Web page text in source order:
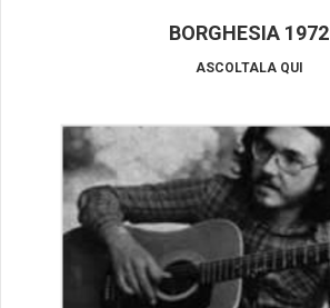
BORGHESIA 1972
ASCOLTALA QUI